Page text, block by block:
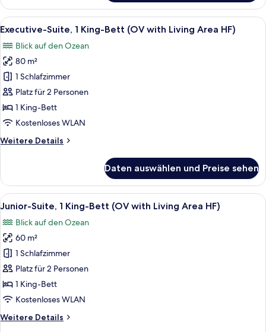
anzeigen
Zimmer,
1 King-
Bett,
(OV
HF
Club
Floor)
Alle
Fotos
für
Executive-
Suite,
1 King-
Bett
(OV
Living
anzeigen
Ein modernes Badezimmer mit
17
Executive-Suite, 1 King-Bett (OV with Living Area HF)
Blick auf den Ozean
80 m²
1 Schlafzimmer
Platz für 2 Personen
1 King-Bett
Kostenloses WLAN
Weitere Details
Weitere
Suite,
1 King-
Bett
with
Living
Area
HF)
Daten auswählen und Preise sehen
Alle
Fotos
für
Junior-
Suite,
1 King-
Bett
(OV
Living
Bettwäsche aus ägyptischer
17
Junior-Suite, 1 King-Bett (OV with Living Area HF)
Blick auf den Ozean
60 m²
1 Schlafzimmer
Platz für 2 Personen
1 King-Bett
Kostenloses WLAN
Weitere Details
Weitere